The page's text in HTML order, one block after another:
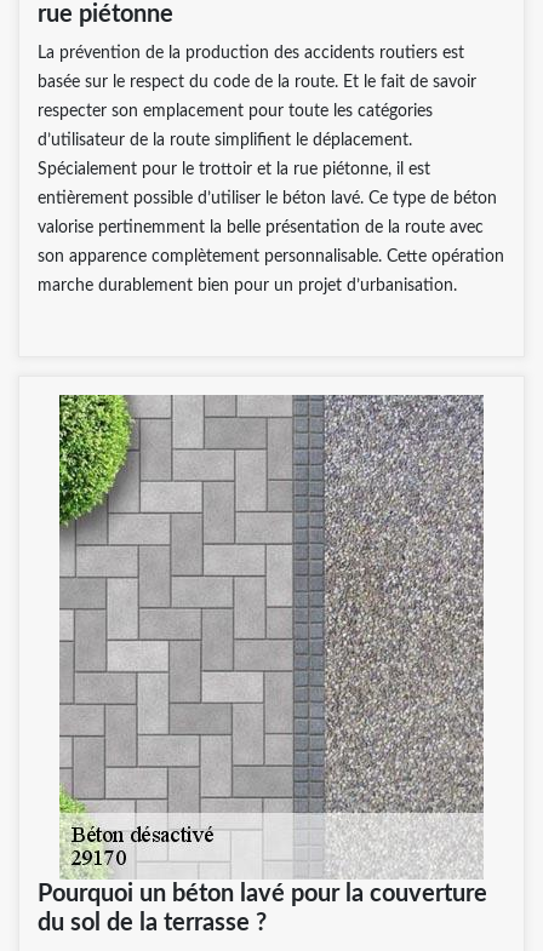
rue piétonne
La prévention de la production des accidents routiers est
basée sur le respect du code de la route. Et le fait de savoir
respecter son emplacement pour toute les catégories
d’utilisateur de la route simplifient le déplacement.
Spécialement pour le trottoir et la rue piétonne, il est
entièrement possible d’utiliser le béton lavé. Ce type de béton
valorise pertinemment la belle présentation de la route avec
son apparence complètement personnalisable. Cette opération
marche durablement bien pour un projet d’urbanisation.
Pourquoi un béton lavé pour la couverture
du sol de la terrasse ?